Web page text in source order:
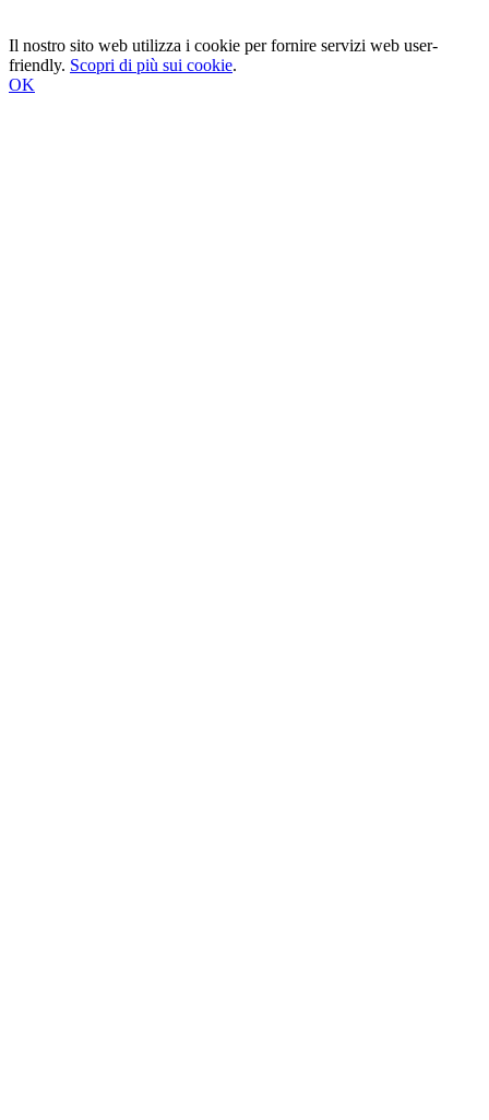
Il nostro sito web utilizza i cookie per fornire servizi web user-
friendly. Scopri di più sui cookie.
OK